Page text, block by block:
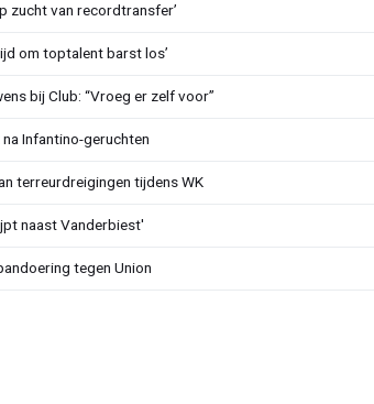
zucht van recordtransfer’
om toptalent barst los’
bij Club: “Vroeg er zelf voor”
Infantino-geruchten
terreurdreigingen tijdens WK
naast Vanderbiest'
tegen Union